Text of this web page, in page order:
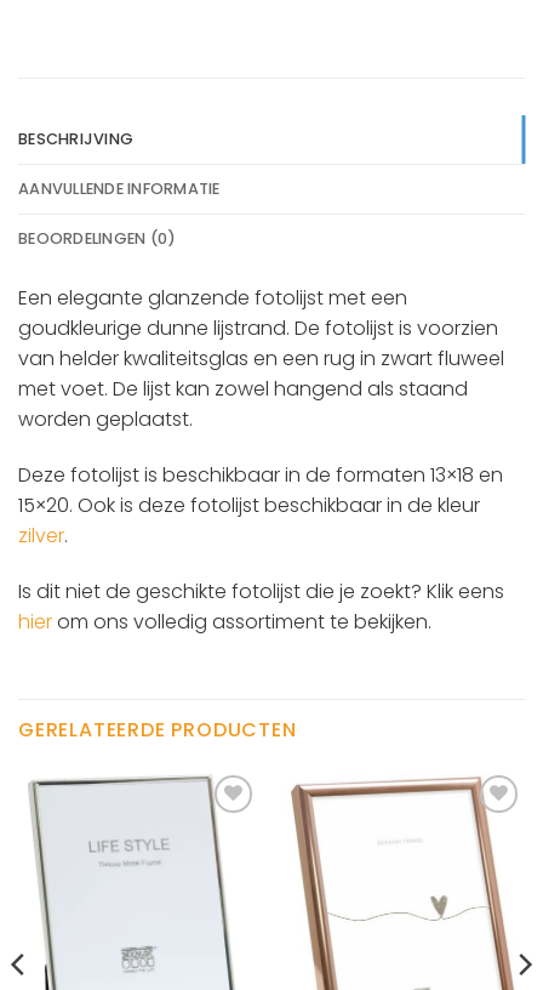
BESCHRIJVING
AANVULLENDE INFORMATIE
BEOORDELINGEN (0)
Een elegante glanzende fotolijst met een
goudkleurige dunne lijstrand. De fotolijst is voorzien
van helder kwaliteitsglas en een rug in zwart fluweel
met voet. De lijst kan zowel hangend als staand
worden geplaatst.
Deze fotolijst is beschikbaar in de formaten 13×18 en
15×20. Ook is deze fotolijst beschikbaar in de kleur
zilver.
Is dit niet de geschikte fotolijst die je zoekt? Klik eens
hierom ons volledig assortiment te bekijken.
GERELATEERDE PRODUCTEN